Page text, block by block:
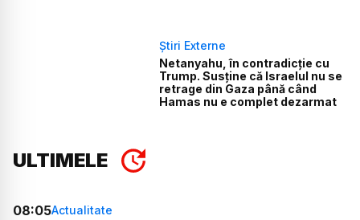
Știri Externe
Netanyahu, în contradicție cu
Trump. Susține că Israelul nu se
retrage din Gaza până când
Hamas nu e complet dezarmat
ULTIMELE
08:05Actualitate